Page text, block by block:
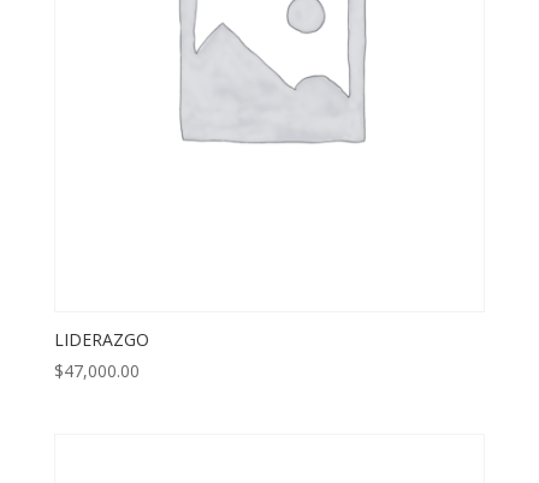
LIDERAZGO
$47,000.00